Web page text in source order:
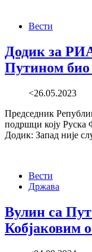
Вести
Додик за
Путином
<26.05.2023
Председник
подршци коју Руска
Додик: Запад није
Вести
Држава
Вулин са
Кобјаковим